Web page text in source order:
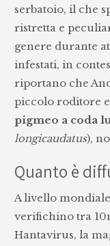
serbatoio, il che
ristretta e
genere durante
infestati, in
riportano che
piccolo roditore
pigmeo a coda
longicaudatus),
Quanto è
A livello
verifichino tra
Hantavirus, la